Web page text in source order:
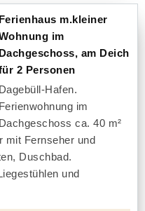
Ferienhaus m.kleiner
im
Dachgeschoss, am Deich
2 Personen
Dagebüll-Hafen.
Ferienwohnung im
Dachgeschoss ca. 40 m²
mit Fernseher und
Duschbad.
und